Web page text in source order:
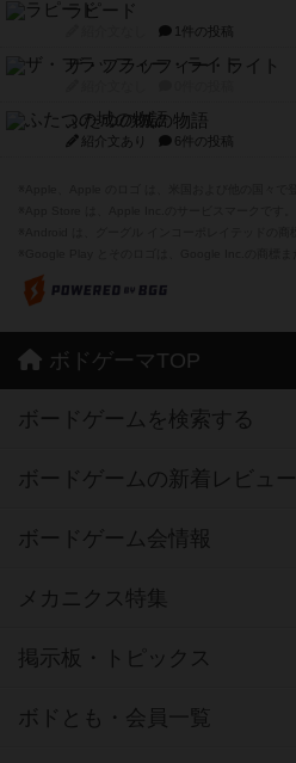
ラピード
1件の投稿
ザ・フラッフィー・ライト
ふたつの城の物語
紹介文あり 6件の投稿
ボドゲーマTOP
ボードゲームを検索する
ボードゲームの新着レビュー
ボードゲーム会情報
メカニクス特集
掲示板・トピックス
ボドとも・会員一覧